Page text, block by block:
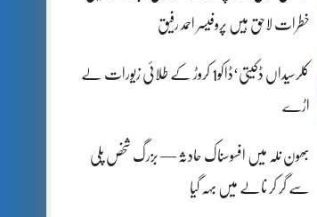
خطرات لاحق ہیں پروفیسر احمد رفیق
کلرسیداں ڈکیتی‘ڈاکو1 کروڑ کے طلائی زیورات لے
اڑے
بھون نلہ میں افسوسناک حادثہ — بزرگ شخص پلی
سے گر کر نالے میں بہہ گیا